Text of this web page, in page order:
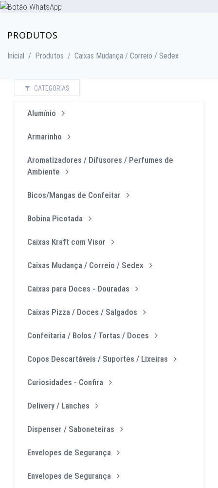
PRODUTOS
Inicial / Produtos / Caixas Mudança / Correio / Sedex
CATEGORIAS
Alumínio
Armarinho
Aromatizadores / Difusores / Perfumes de
Ambiente
Bicos/Mangas de Confeitar
Bobina Picotada
Caixas Kraft com Visor
Caixas Mudança / Correio / Sedex
Caixas para Doces - Douradas
Caixas Pizza / Doces / Salgados
Confeitaria / Bolos / Tortas / Doces
Copos Descartáveis / Suportes / Lixeiras
Curiosidades - Confira
Delivery / Lanches
Dispenser / Saboneteiras
Envelopes de Segurança
Envelopes de Segurança